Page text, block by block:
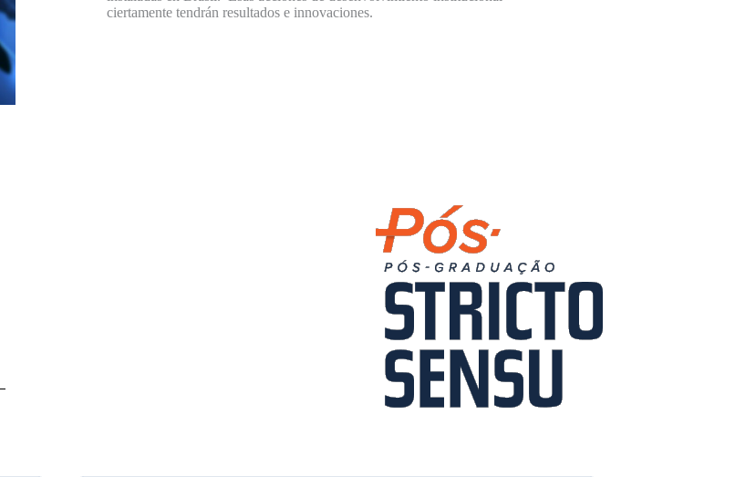
ciertamente tendrán resultados e innovaciones.